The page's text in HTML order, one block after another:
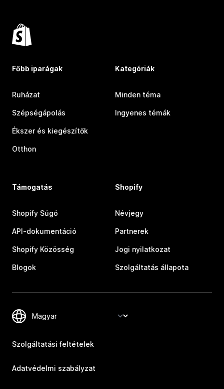
Főbb iparágak
Ruházat
Szépségápolás
Ékszer és kiegészítők
Otthon
Kategóriák
Minden téma
Ingyenes témák
Támogatás
Shopify Súgó
API-dokumentáció
Shopify Közösség
Blogok
Shopify
Névjegy
Partnerek
Jogi nyilatkozat
Szolgáltatás állapota
Szolgáltatási feltételek
Adatvédelmi szabályzat